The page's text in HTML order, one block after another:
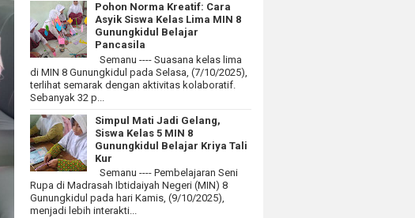
Pohon Norma Kreatif: Cara
Asyik Siswa Kelas Lima MIN 8
Gunungkidul Belajar
Pancasila
Semanu ---- Suasana kelas lima
di MIN 8 Gunungkidul pada Selasa, (7/10/2025),
terlihat semarak dengan aktivitas kolaboratif.
Sebanyak 32 p...
Simpul Mati Jadi Gelang,
Siswa Kelas 5 MIN 8
Gunungkidul Belajar Kriya Tali
Kur
Semanu ---- Pembelajaran Seni
Rupa di Madrasah Ibtidaiyah Negeri (MIN) 8
Gunungkidul pada hari Kamis, (9/10/2025),
menjadi lebih interakti...